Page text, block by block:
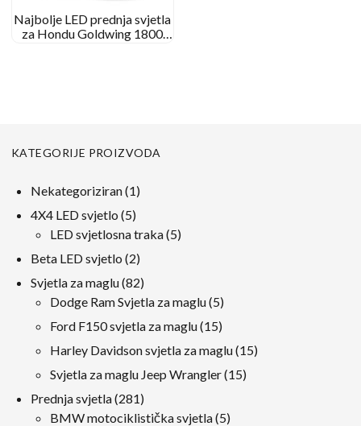
Najbolje LED prednja svjetla
za Hondu Goldwing 1800
KATEGORIJE PROIZVODA
Nekategoriziran 11
4X4 LED svjetlo 55
proizvodi
LED svjetlosna traka 55
Beta LED svjetlo 22
proizvodi
Svjetla za maglu 8282
proizvodi
Dodge Ram Svjetla za maglu 55
proizvodi
Ford F150 svjetla za maglu 1515
proizvodi
Harley Davidson svjetla za maglu 1515
Svjetla za maglu Jeep Wrangler 1515
Prednja svjetla 281281
proizvodi
BMW motociklistička svjetla 55